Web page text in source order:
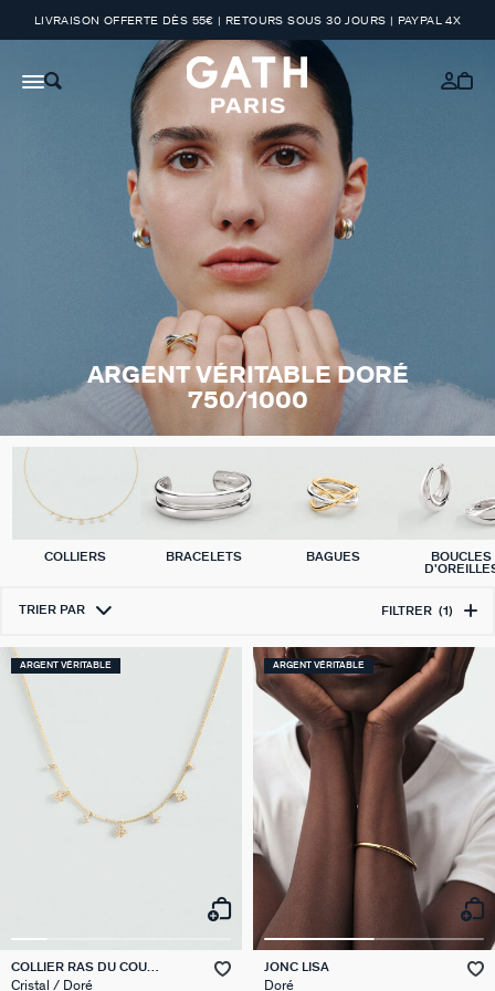
LIVRAISON OFFERTE DÈS 55€ | RETOURS SOUS 30 JOURS | PAYPAL 4X
ARGENT VÉRITABLE DORÉ
750/1000
COLLIERS BRACELETS BAGUES
BOUCLES
TRIER PAR FILTRER (1)
ARGENT VÉRITABLE
COLLIER RAS DU COU
BELOVED
Cristal / Doré
ARGENT VÉRITABLE
JONC LISA
Doré